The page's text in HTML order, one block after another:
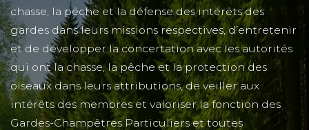
chasse, la pêche et la défense des intérêts des
gardes dans leurs missions respectives, d’entretenir
et de développer la concertation avec les autorités
qui ont la chasse, la pêche et la protection des
oiseaux dans leurs attributions, de veiller aux
intérêts des membres et valoriser la fonction des
Gardes-Champêtres Particuliers et toutes